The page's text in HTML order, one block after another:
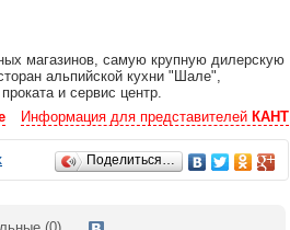
магазинов, самую крупную дилерскую
альпийской кухни "Шале",
и сервис центр.
Информация для представителей КАНТ
Поделиться…